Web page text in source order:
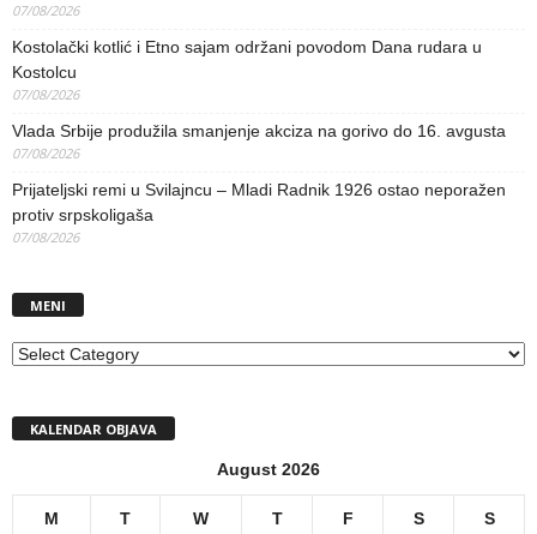
07/08/2026
Kostolački kotlić i Etno sajam održani povodom Dana rudara u
Kostolcu
07/08/2026
Vlada Srbije produžila smanjenje akciza na gorivo do 16. avgusta
07/08/2026
Prijateljski remi u Svilajncu – Mladi Radnik 1926 ostao neporažen
protiv srpskoligaša
07/08/2026
MENI
MENI
KALENDAR OBJAVA
August 2026
M T W T F S S